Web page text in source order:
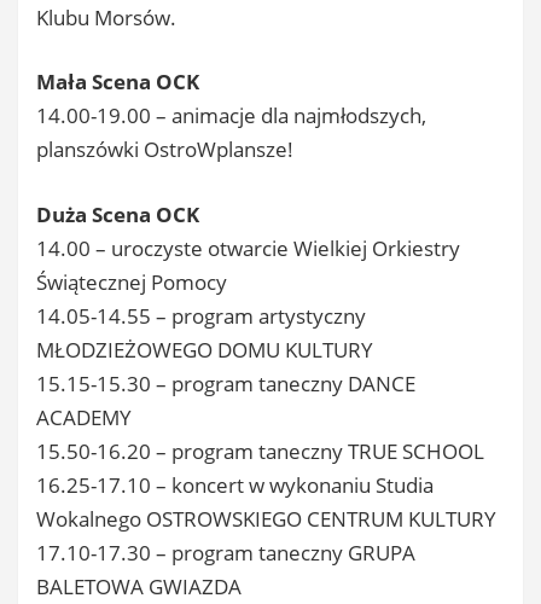
Klubu Morsów.
Mała Scena OCK
14.00-19.00 – animacje dla najmłodszych,
planszówki OstroWplansze!
Duża Scena OCK
14.00 – uroczyste otwarcie Wielkiej Orkiestry
Świątecznej Pomocy
14.05-14.55 – program artystyczny
MŁODZIEŻOWEGO DOMU KULTURY
15.15-15.30 – program taneczny DANCE
ACADEMY
15.50-16.20 – program taneczny TRUE SCHOOL
16.25-17.10 – koncert w wykonaniu Studia
Wokalnego OSTROWSKIEGO CENTRUM KULTURY
17.10-17.30 – program taneczny GRUPA
BALETOWA GWIAZDA